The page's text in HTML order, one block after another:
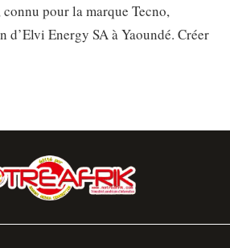
pour la marque Tecno,
d’Elvi Energy SA à Yaoundé. Créer